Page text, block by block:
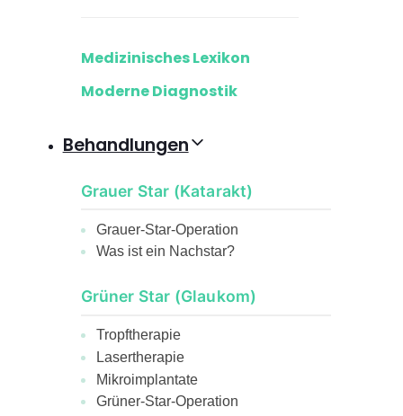
Medizinisches Lexikon
Moderne Diagnostik
Behandlungen
Grauer Star (Katarakt)
Grauer-Star-Operation
Was ist ein Nachstar?
Grüner Star (Glaukom)
Tropftherapie
Lasertherapie
Mikroimplantate
Grüner-Star-Operation